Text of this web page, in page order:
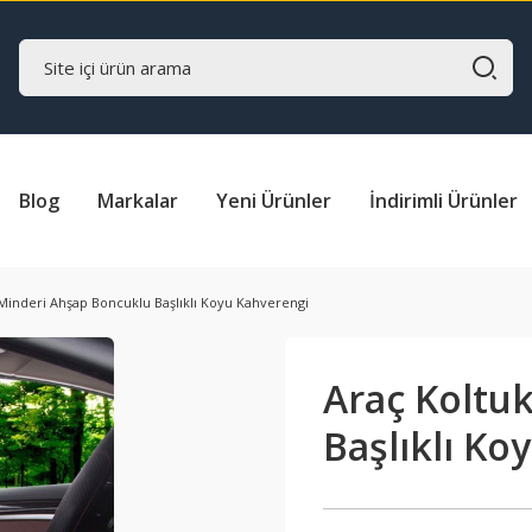
Blog Markalar Yeni Ürünler İndirimli Ürünler
Ahşap Boncuklu Başlıklı Koyu Kahverengi
Araç
Başlıklı